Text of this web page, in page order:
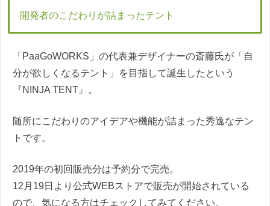
開発者のこだわりが詰まったテント
「PaaGoWORKS」の代表兼デザイナーの斎藤氏が「自
分が欲しくなるテント」を目指して誕生したという
『NINJA TENT』。
随所にこだわりのアイデアや機能が詰まった秀逸なテン
トです。
2019年の初回販売分は予約分で完売。
12月19日より公式WEBストアで販売が開始されている
ので、気になる方はチェックしてみてください。